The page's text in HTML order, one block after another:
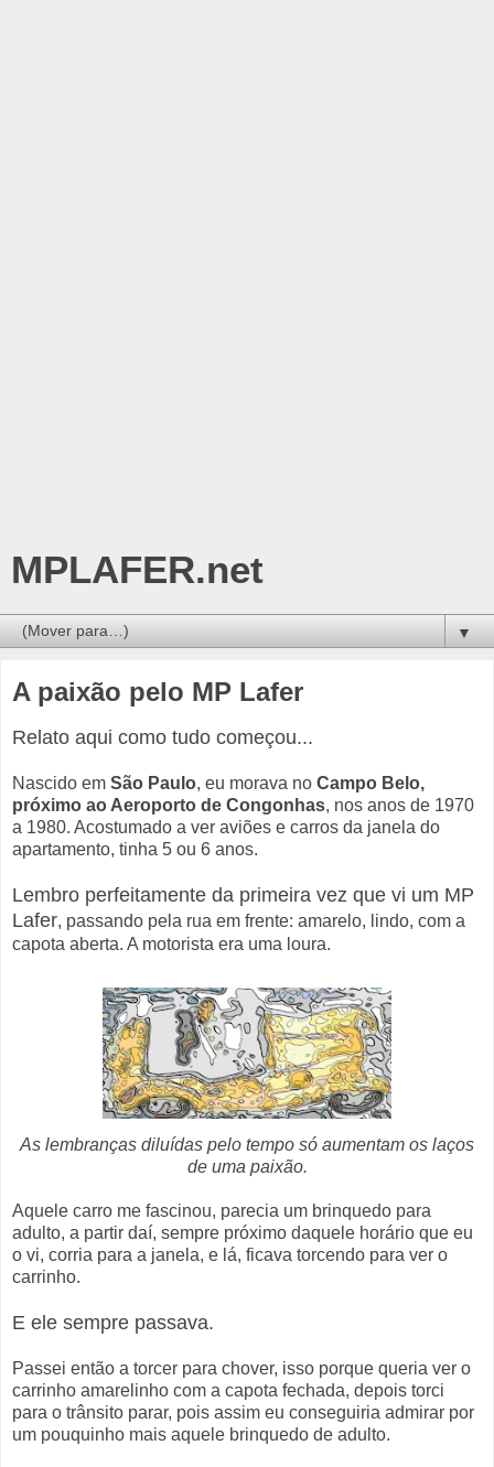
MPLAFER.net
▼
A paixão pelo MP Lafer
Relato aqui como tudo começou...
Nascido em São Paulo, eu morava no Campo Belo,
próximo ao Aeroporto de Congonhas, nos anos de 1970
a 1980. Acostumado a ver aviões e carros da janela do
apartamento, tinha 5 ou 6 anos.
Lembro perfeitamente da primeira vez que vi um MP
Lafer, passando pela rua em frente: amarelo, lindo, com a
capota aberta. A motorista era uma loura.
As lembranças diluídas pelo tempo só aumentam os laços
de uma paixão.
Aquele carro me fascinou, parecia um brinquedo para
adulto, a partir daí, sempre próximo daquele horário que eu
o vi, corria para a janela, e lá, ficava torcendo para ver o
carrinho.
E ele sempre passava.
Passei então a torcer para chover, isso porque queria ver o
carrinho amarelinho com a capota fechada, depois torci
para o trânsito parar, pois assim eu conseguiria admirar por
um pouquinho mais aquele brinquedo de adulto.